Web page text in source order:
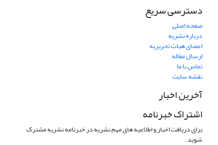
دسترسی سریع
صفحه اصلی
درباره نشریه
اعضای هیات تحریریه
ارسال مقاله
تماس با ما
نقشه سایت
آخرین اخبار
اشتراک خبرنامه
برای دریافت اخبار و اطلاعیه های مهم نشریه در خبرنامه نشریه مشترک
شوید.